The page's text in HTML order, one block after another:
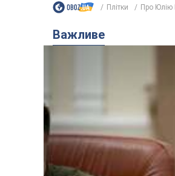
Плітки Про Юлію
Важливе